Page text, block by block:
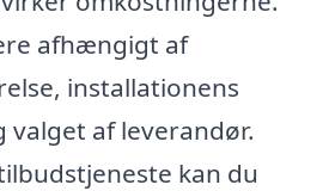
afhængigt af
installationens
valget af leverandør.
kan du